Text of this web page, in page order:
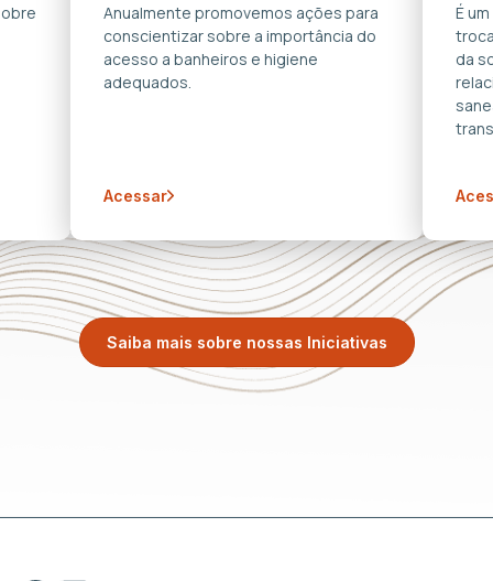
Anualmente promovemos ações para
conscientizar sobre a importância do
acesso a banheiros e higiene
adequados.
Acessar
É
da
Saiba mais sobre nossas Iniciativas